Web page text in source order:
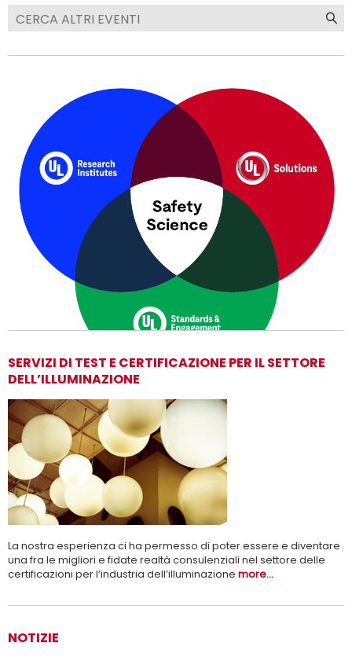
Adesso siamo UL Solutions
Promuovere le scienze della sicurezza e permettere ai nostri
clienti di innovare con sicurezza.
Per saperne di più
SERVIZI DI TEST E CERTIFICAZIONE PER IL SETTORE
DELL’ILLUMINAZIONE
La nostra esperienza ci ha permesso di poter essere e diventare
una fra le migliori e fidate realtà consulenziali nel settore delle
certificazioni per l’industria dell’illuminazione more...
NOTIZIE